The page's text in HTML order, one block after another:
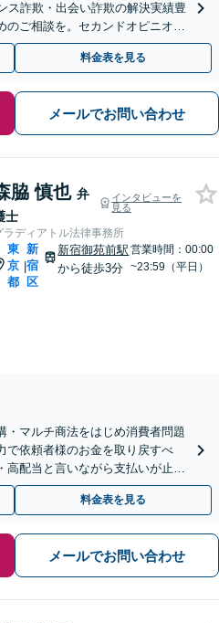
ス詐欺・出会い詐欺の解決実績豊
のご相談を。セカンドオピニオ
茶ノ水駅1分】
料金表を見る
メールでお問い合わせ
脇 慎也 弁
士
インタビューを
見る
ラディアトル法律事務所
東
京
都
|
新
宿
区
新宿御苑前駅
から徒歩3分
営業時間：00:00
~23:59（平日）
・マルチ商法をはじめ消費者問題
で依頼者様のお金を取り戻すべ
高配当と言いながら支払いが止ま
料金表を見る
メールでお問い合わせ